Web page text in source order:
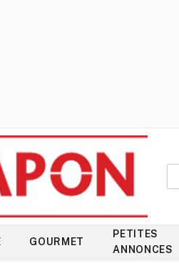
GOURMET
PETITES
ANNONCES